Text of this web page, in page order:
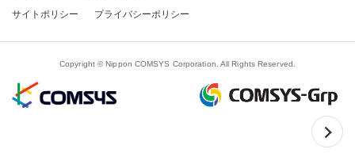
サイトポリシー プライバシーポリシー
Copyright © Nippon COMSYS Corporation. All Rights Reserved.